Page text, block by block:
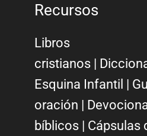
Recursos
Libros
cristianos |
Esquina Infantil |
oración |
bíblicos | Cápsulas